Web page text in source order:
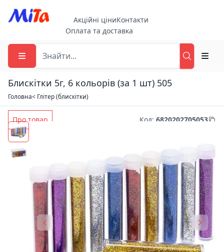
Акційні ціниКонтакти
Оплата та доставка
Блискітки 5г, 6 кольорів (за 1 шт) 505
Головна< Глітер (блискітки)
Про товар Код: 6820202705053